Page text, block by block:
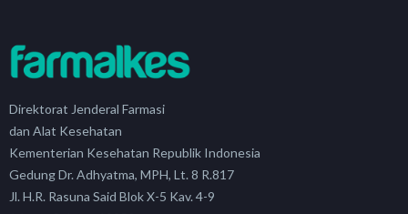
Direktorat Jenderal Farmasi
dan Alat Kesehatan
Kementerian Kesehatan Republik Indonesia
Gedung Dr. Adhyatma, MPH, Lt. 8 R.817
Jl. H.R. Rasuna Said Blok X-5 Kav. 4-9